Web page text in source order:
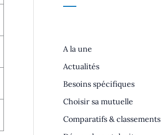
A la une
Actualités
Besoins spécifiques
Choisir sa mutuelle
Comparatifs & classements